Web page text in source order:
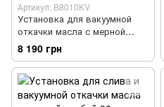
Артикул: B8010KV
Установка для вакуумной
откачки масла с мерной
колбой (80л.) G.I. KRAFT
B8010KV
8 190 грн